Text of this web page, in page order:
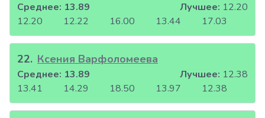
12.20 12.22 16.00 13.44 17.03
Среднее: 13.89 Лучшее: 12.20
22. Ксения Варфоломеева
13.41 14.29 18.50 13.97 12.38
Среднее: 13.89 Лучшее: 12.38